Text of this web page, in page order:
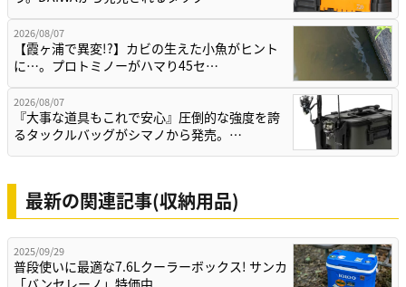
2026/08/07
【霞ヶ浦で異変!?】カビの生えた小魚がヒント
に…。プロトミノーがハマり45セ…
2026/08/07
『大事な道具もこれで安心』圧倒的な強度を誇
るタックルバッグがシマノから発売。…
最新の関連記事(収納用品)
2025/09/29
普段使いに最適な7.6Lクーラーボックス! サンカ